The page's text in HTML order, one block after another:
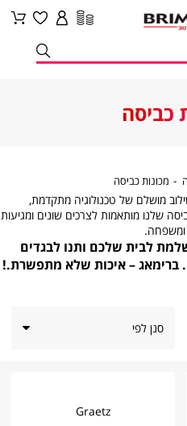
כביסה
ניקיון
וכביסה
מכונות כביסה
מושלם של טכנולוגיה מתקדמת,
שלנו מותאמות לצרכים שונים ומגיעות
ומשפחה.
לבית שלכם ותנו לבגדים
ברימאג – איכות שלא מתפשרת.!
סנן לפי
Graetz